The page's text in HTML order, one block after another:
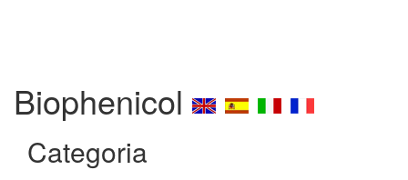
Biophenicol
Categoria